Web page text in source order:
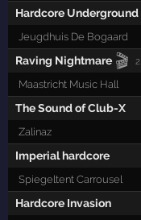
Hardcore Underground
Jeugdhuis De Bogaard
Raving Nightmare 🎬 2
Maastricht Music Hall
The Sound of Club-X
Zalinaz
Imperial hardcore
Spiegeltent Carrousel
Hardcore Invasion